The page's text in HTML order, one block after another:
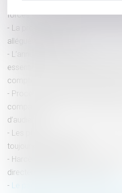
forces pour une prise en charge
La protection de la salariée
alléguée de loyauté
L’annulation du mariage pour
essentielles de son épouse se
compter de la célébration du
Procès équitable : les juges
comparution de la victime
d’audience !
Les pertes de revenus des
toujours indemnisables
Harcèlement sexuel : un salarié
directement visé par les propos
Le parent ayant assumé seul